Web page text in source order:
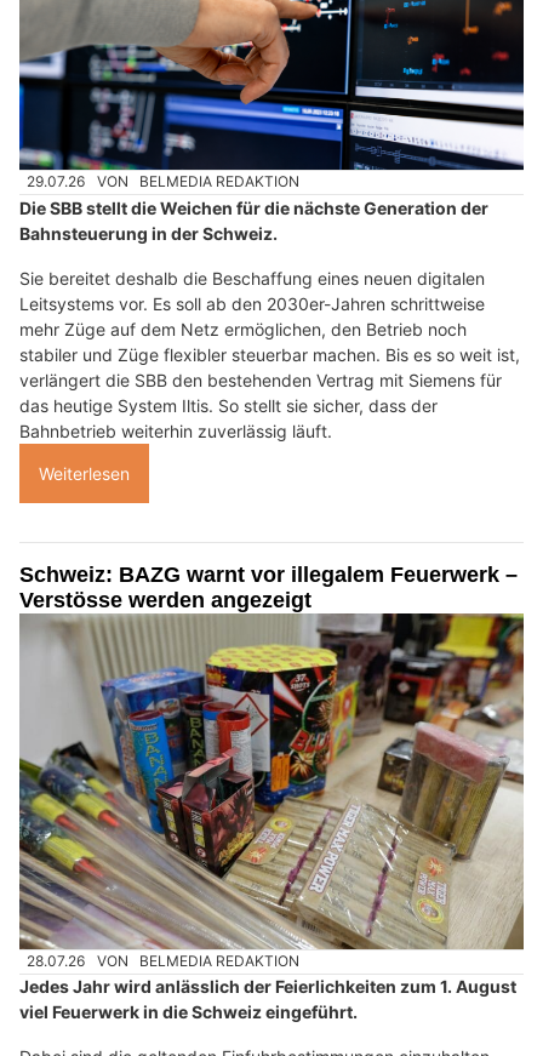
29.07.26 VON BELMEDIA REDAKTION
Die SBB stellt die Weichen für die nächste Generation der
Bahnsteuerung in der Schweiz.
Sie bereitet deshalb die Beschaffung eines neuen digitalen
Leitsystems vor. Es soll ab den 2030er-Jahren schrittweise
mehr Züge auf dem Netz ermöglichen, den Betrieb noch
stabiler und Züge flexibler steuerbar machen. Bis es so weit ist,
verlängert die SBB den bestehenden Vertrag mit Siemens für
das heutige System Iltis. So stellt sie sicher, dass der
Bahnbetrieb weiterhin zuverlässig läuft.
Weiterlesen
Schweiz: BAZG warnt vor illegalem Feuerwerk –
Verstösse werden angezeigt
28.07.26 VON BELMEDIA REDAKTION
Jedes Jahr wird anlässlich der Feierlichkeiten zum 1. August
viel Feuerwerk in die Schweiz eingeführt.